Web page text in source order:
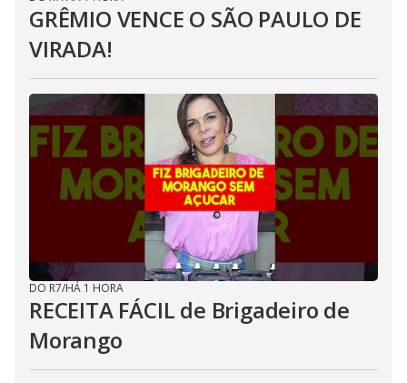
GRÊMIO VENCE O SÃO PAULO DE
VIRADA!
DO R7/HÁ 1 HORA
RECEITA FÁCIL de Brigadeiro de
Morango